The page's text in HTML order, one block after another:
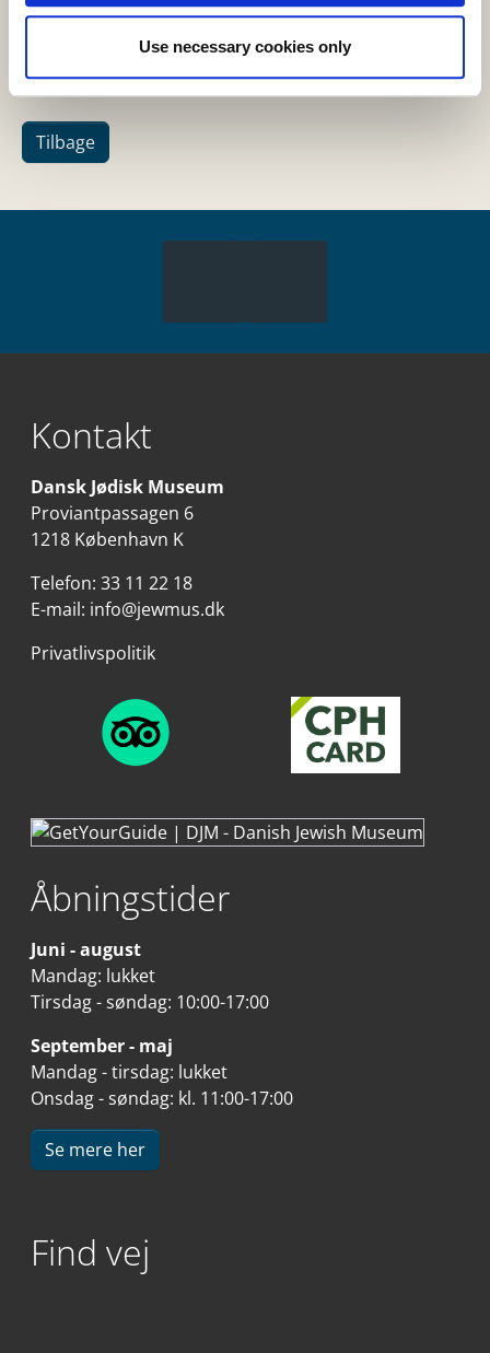
Use necessary cookies only
Arrangeret af:Dansk Arkitektur Center (DAC)
Tilbage
Kontakt
Dansk Jødisk Museum
Proviantpassagen 6
1218 København K
Telefon: 33 11 22 18
E-mail: info@jewmus.dk
Privatlivspolitik
Åbningstider
Juni - august
Mandag: lukket
Tirsdag - søndag: 10:00-17:00
September - maj
Mandag - tirsdag: lukket
Onsdag - søndag: kl. 11:00-17:00
Se mere her
Find vej